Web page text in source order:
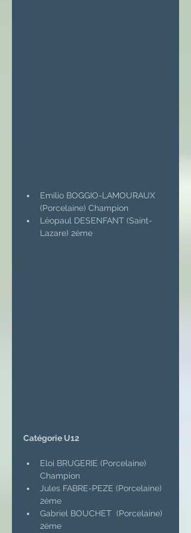
Emilio BOGGIO-LAMOURAUX
(Porcelaine) Champion
Léopaul DESENFANT (Saint-
Lazare) 2ème
Catégorie U12
Eloi BRUGERIE (Porcelaine)
Champion
Jules FABRE-PEZE (Porcelaine)
2ème
Gabriel BOUCHET  (Porcelaine)
2ème